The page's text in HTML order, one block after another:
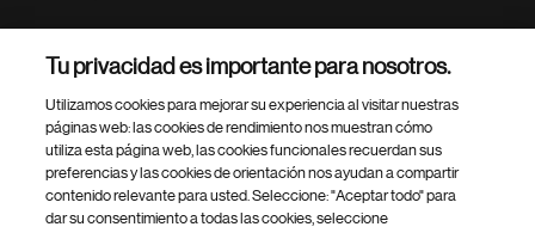
Footer Site Search
Tu privacidad es importante para nosotros.
Utilizamos cookies para mejorar su experiencia al visitar nuestras
páginas web: las cookies de rendimiento nos muestran cómo
utiliza esta página web, las cookies funcionales recuerdan sus
preferencias y las cookies de orientación nos ayudan a compartir
contenido relevante para usted. Seleccione: "Aceptar todo" para
dar su consentimiento a todas las cookies, seleccione